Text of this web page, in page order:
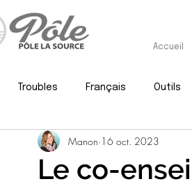
Accueil
Troubles Français Outils
Psy, neuropsy & méthodo
Le co-
Manon 16 oct. 2023